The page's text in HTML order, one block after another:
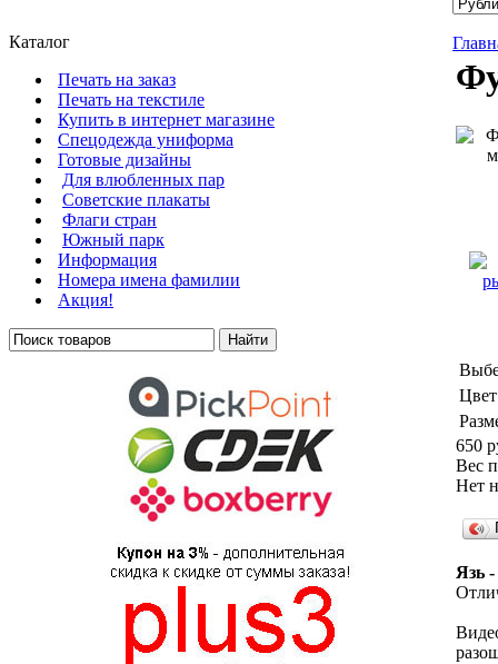
Каталог
Печать на заказ
Печать на текстиле
Купить в интернет магазине
Cпецодежда униформа
Готовые дизайны
Для влюбленных пар
Советские плакаты
Флаги стран
Южный парк
Информация
Номера имена фамилии
Акция!
650
Вес
Нет
Язь